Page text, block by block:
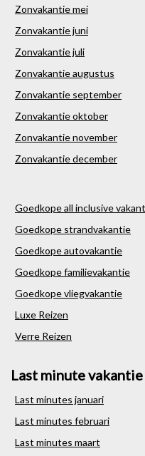
Zonvakantie mei
Zonvakantie juni
Zonvakantie juli
Zonvakantie augustus
Zonvakantie september
Zonvakantie oktober
Zonvakantie november
Zonvakantie december
Goedkope all inclusive
Goedkope strandvakantie
Goedkope autovakantie
Goedkope familievakantie
Goedkope vliegvakantie
Luxe Reizen
Verre Reizen
Last minute vakantie
Last minutes januari
Last minutes februari
Last minutes maart